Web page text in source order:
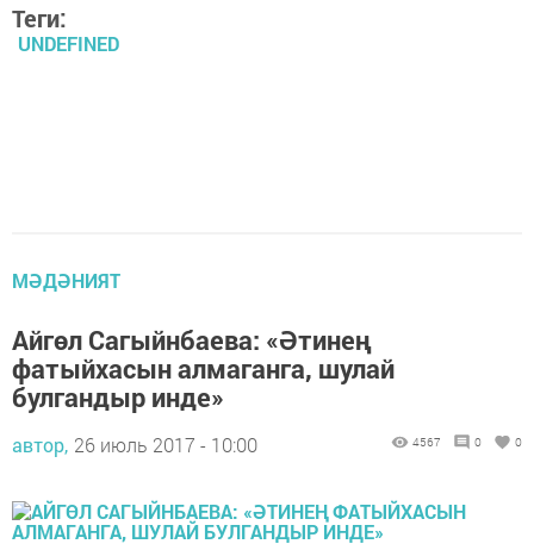
Теги:
UNDEFINED
МӘДӘНИЯТ
Айгөл Сагыйнбаева: «Әтинең
фатыйхасын алмаганга, шулай
булгандыр инде»
автор, 26 июль 2017 - 10:00 4567 0 0